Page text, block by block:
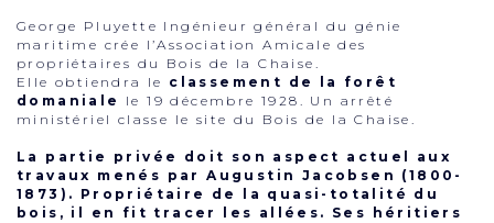
George Pluyette Ingénieur général du génie
maritime crée l’Association Amicale des
propriétaires du Bois de la Chaise.
Elle obtiendra le classement de la forêt
domaniale
le 19 décembre 1928. Un arrêté
ministériel classe le site du Bois de la Chaise.
La partie privée doit son aspect actuel aux
travaux menés par Augustin Jacobsen (1800-
1873). Propriétaire de la quasi-totalité du
bois, il en fit tracer les allées. Ses héritiers